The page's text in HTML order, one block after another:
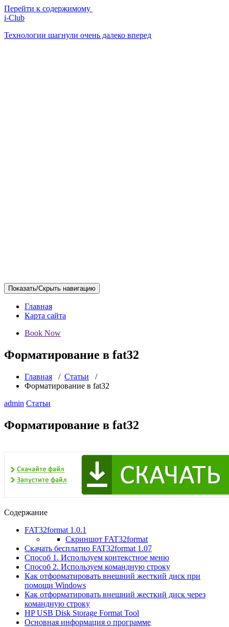
Перейти к содержимому
i-Club
Технологии шагнули очень далеко вперед
Показать/Скрыть навигацию
Главная
Карта сайта
Book Now
Форматирование в fat32
Главная / Статьи /
Форматирование в fat32
admin Статьи
Форматирование в fat32
Содержание
FAT32format 1.0.1
Скриншот FAT32format
Скачать бесплатно FAT32format 1.07
Способ 1. Используем контекстное меню
Способ 2. Используем командную строку
Как отформатировать внешний жесткий диск при
помощи Windows
Как отформатировать внешний жесткий диск через
командную строку
HP USB Disk Storage Format Tool
Основная информация о программе